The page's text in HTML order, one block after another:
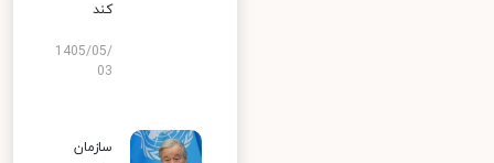
کند
1405/05/
03
سازمان